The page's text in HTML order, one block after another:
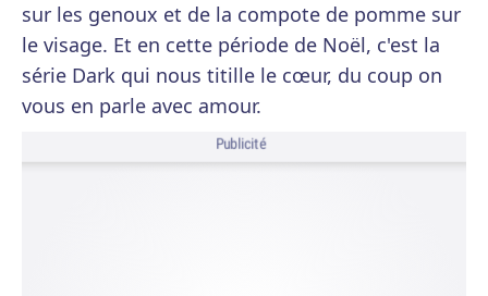
sur les genoux et de la compote de pomme sur
le visage. Et en cette période de Noël, c'est la
série Dark qui nous titille le cœur, du coup on
vous en parle avec amour.
Publicité